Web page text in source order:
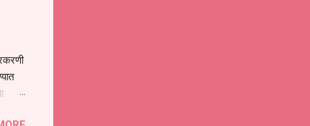
आहे